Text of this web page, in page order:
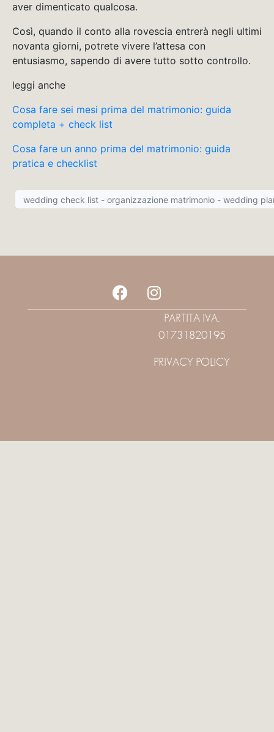
aver dimenticato qualcosa.
Così, quando il conto alla rovescia entrerà negli ultimi
novanta giorni, potrete vivere l’attesa con
entusiasmo, sapendo di avere tutto sotto controllo.
leggi anche
Cosa fare sei mesi prima del matrimonio: guida
completa + check list
Cosa fare un anno prima del matrimonio: guida
pratica e checklist
wedding check list - organizzazione matrimonio - wedding
PARTITA IVA:
01731820195
PRIVACY POLICY